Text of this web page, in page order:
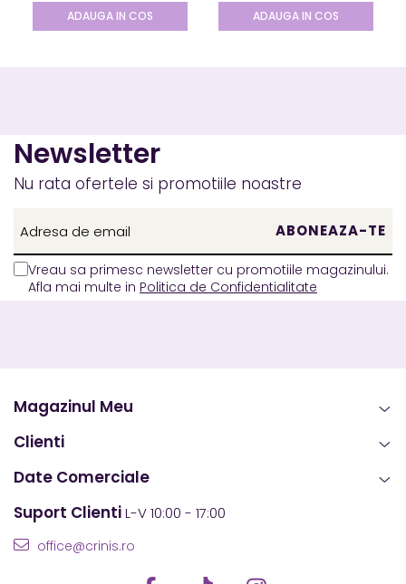
ADAUGA IN COS ADAUGA IN COS
Newsletter
Nu rata ofertele si promotiile noastre
Vreau sa primesc newsletter cu promotiile magazinului.
Afla mai multe in Politica de Confidentialitate
Magazinul Meu
Clienti
Date Comerciale
Suport ClientiL-V 10:00 - 17:00
office@crinis.ro